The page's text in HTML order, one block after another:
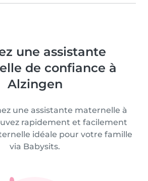
une assistante
de confiance à
Alzingen
une assistante maternelle à
rapidement et facilement
idéale pour votre famille
via Babysits.